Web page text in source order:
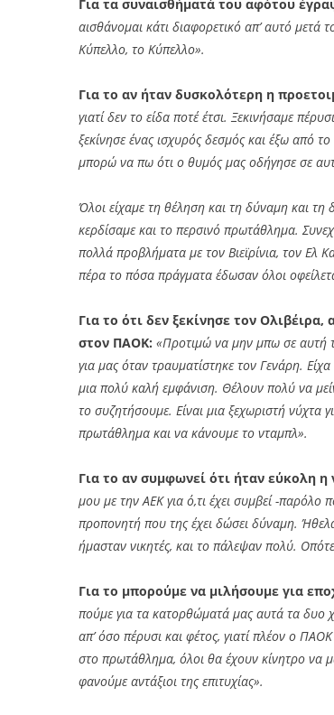
Για τα συναισθήματά του αφότου
αισθάνομαι κάτι διαφορετικό απ’ αυτό
Κύπελλο, το Κύπελλο».
Για το αν ήταν δυσκολότερη η
γιατί δεν το είδα ποτέ έτσι. Ξεκινήσαμε
ξεκίνησε ένας ισχυρός δεσμός και έξω από
μπορώ να πω ότι ο θυμός μας οδήγησε σε
Όλοι είχαμε τη θέληση και τη δύναμη και τη
κερδίσαμε και το περσινό πρωτάθλημα.
πολλά προβλήματα με τον Βιεϊρίνια, τον Ελ
πέρα το πόσα πράγματα έδωσαν όλοι
Για το ότι δεν ξεκίνησε τον
στον ΠΑΟΚ: «Προτιμώ να μην μπω σε αυτή
για μας όταν τραυματίστηκε τον Γενάρη.
μια πολύ καλή εμφάνιση. Θέλουν πολύ να
το συζητήσουμε. Είναι μια ξεχωριστή
πρωτάθλημα και να κάνουμε το νταμπλ».
Για το αν συμφωνεί ότι ήταν εύκολη
μου με την ΑΕΚ για ό,τι έχει συμβεί -παρόλο
προπονητή που της έχει δώσει δύναμη.
ήμασταν νικητές, και το πάλεψαν πολύ.
Για το μπορούμε να μιλήσουμε για
πούμε για τα κατορθώματά μας αυτά τα δυο
απ’ όσο πέρυσι και φέτος, γιατί πλέον ο
στο πρωτάθλημα, όλοι θα έχουν κίνητρο να
φανούμε αντάξιοι της επιτυχίας».